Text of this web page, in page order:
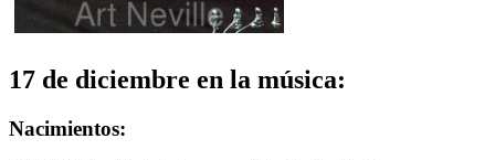
17 de diciembre en la música:
Nacimientos: